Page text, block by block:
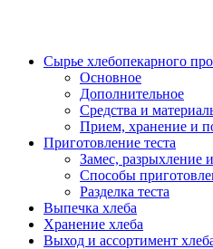
Сырье хлебопекарного
Основное
Дополнительное
Средства и
Прием, хранение и
Приготовление теста
Замес, разрыхление
Способы
Разделка теста
Выпечка хлеба
Хранение хлеба
Выход и ассортимент